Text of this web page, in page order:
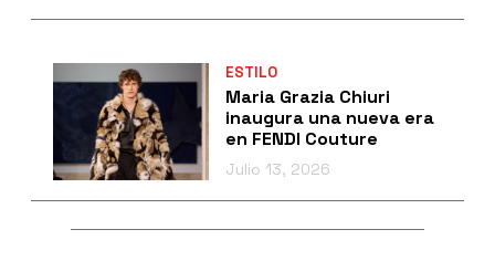
ESTILO
Maria Grazia Chiuri
inaugura una nueva era
en FENDI Couture
Julio 13, 2026